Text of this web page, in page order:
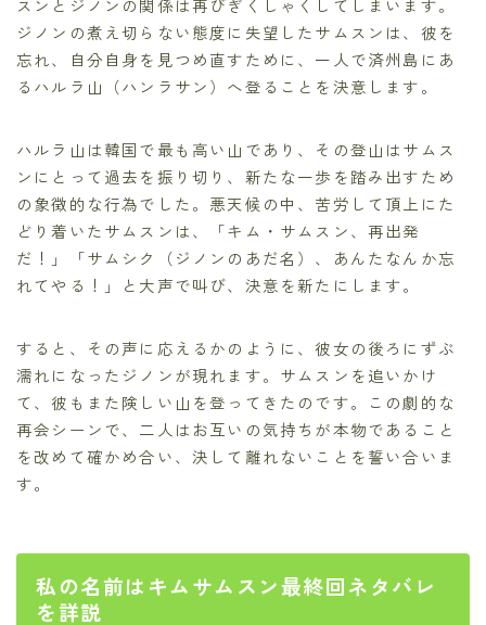
ジノンの煮え切らない態度に失望したサムスンは、彼を
忘れ、自分自身を見つめ直すために、一人で済州島にあ
るハルラ山（ハンラサン）へ登ることを決意します。
ハルラ山は韓国で最も高い山であり、その登山はサムス
ンにとって過去を振り切り、新たな一歩を踏み出すため
の象徴的な行為でした。悪天候の中、苦労して頂上にた
どり着いたサムスンは、「キム・サムスン、再出発
だ！」「サムシク（ジノンのあだ名）、あんたなんか忘
れてやる！」と大声で叫び、決意を新たにします。
すると、その声に応えるかのように、彼女の後ろにずぶ
濡れになったジノンが現れます。サムスンを追いかけ
て、彼もまた険しい山を登ってきたのです。この劇的な
再会シーンで、二人はお互いの気持ちが本物であること
を改めて確かめ合い、決して離れないことを誓い合いま
す。
私の名前はキムサムスン最終回ネタバレ
を詳説